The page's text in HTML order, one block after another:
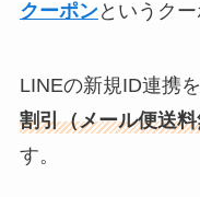
クーポンというクー
LINEの新規ID連携を
割引（メール便送
す。